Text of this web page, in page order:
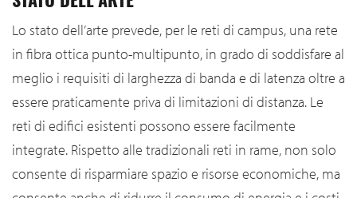
Lo stato dell’arte prevede, per le reti di campus, una rete
in fibra ottica punto-multipunto, in grado di soddisfare al
meglio i requisiti di larghezza di banda e di latenza oltre a
essere praticamente priva di limitazioni di distanza. Le
reti di edifici esistenti possono essere facilmente
integrate. Rispetto alle tradizionali reti in rame, non solo
consente di risparmiare spazio e risorse economiche, ma